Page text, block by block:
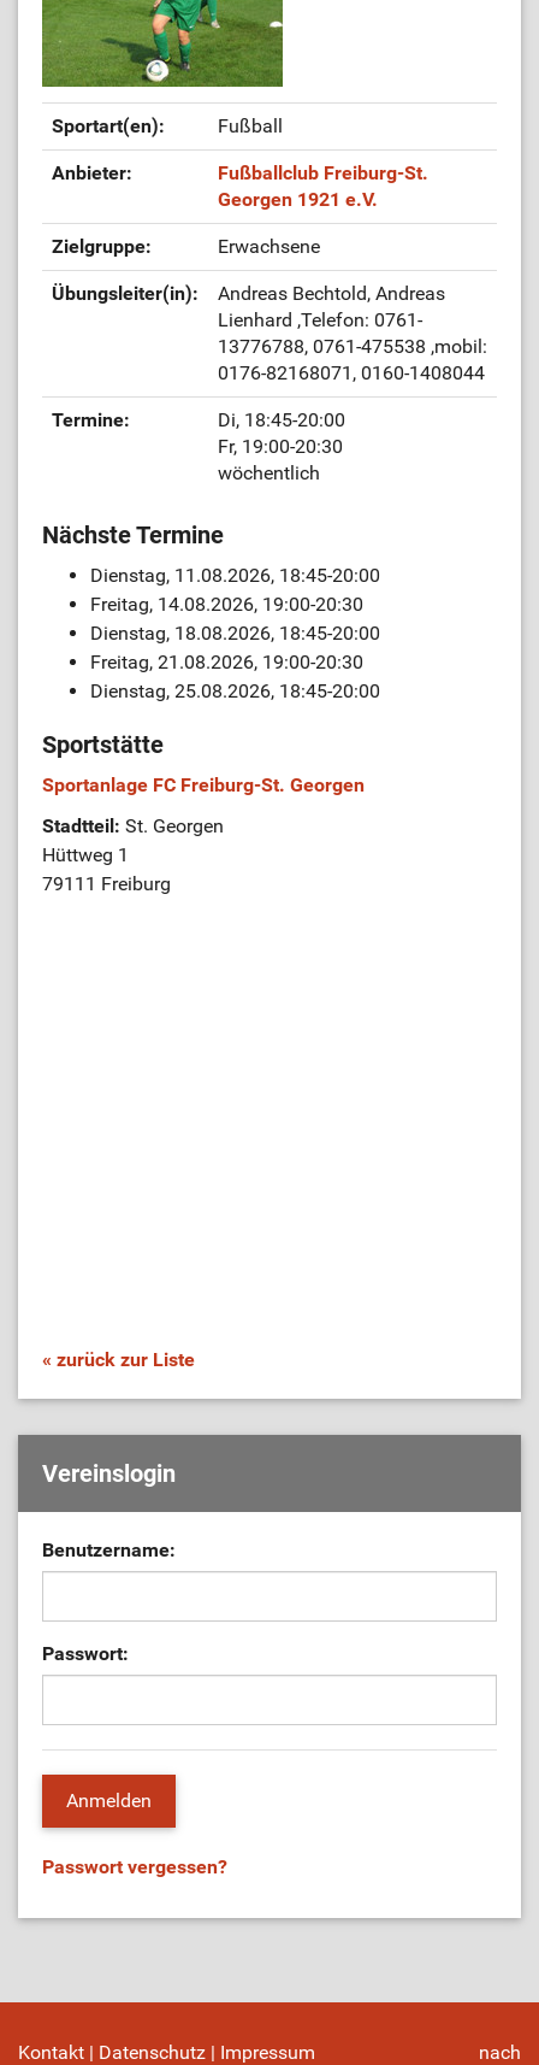
Sportart(en): Fußball
Anbieter:
Fußballclub Freiburg-St.
Georgen 1921 e.V.
Zielgruppe: Erwachsene
Übungsleiter(in):
Andreas Bechtold, Andreas
Lienhard ,Telefon: 0761-
13776788, 0761-475538 ,mobil:
0176-82168071, 0160-1408044
Termine:
Di, 18:45-20:00
Fr, 19:00-20:30
wöchentlich
Nächste Termine
Dienstag, 11.08.2026, 18:45-20:00
Freitag, 14.08.2026, 19:00-20:30
Dienstag, 18.08.2026, 18:45-20:00
Freitag, 21.08.2026, 19:00-20:30
Dienstag, 25.08.2026, 18:45-20:00
Sportstätte
Sportanlage FC Freiburg-St. Georgen
Stadtteil: St. Georgen
Hüttweg 1
79111 Freiburg
« zurück zur Liste
Vereinslogin
Benutzername:
Passwort:
Passwort vergessen?
Kontakt | Datenschutz | Impressum nach